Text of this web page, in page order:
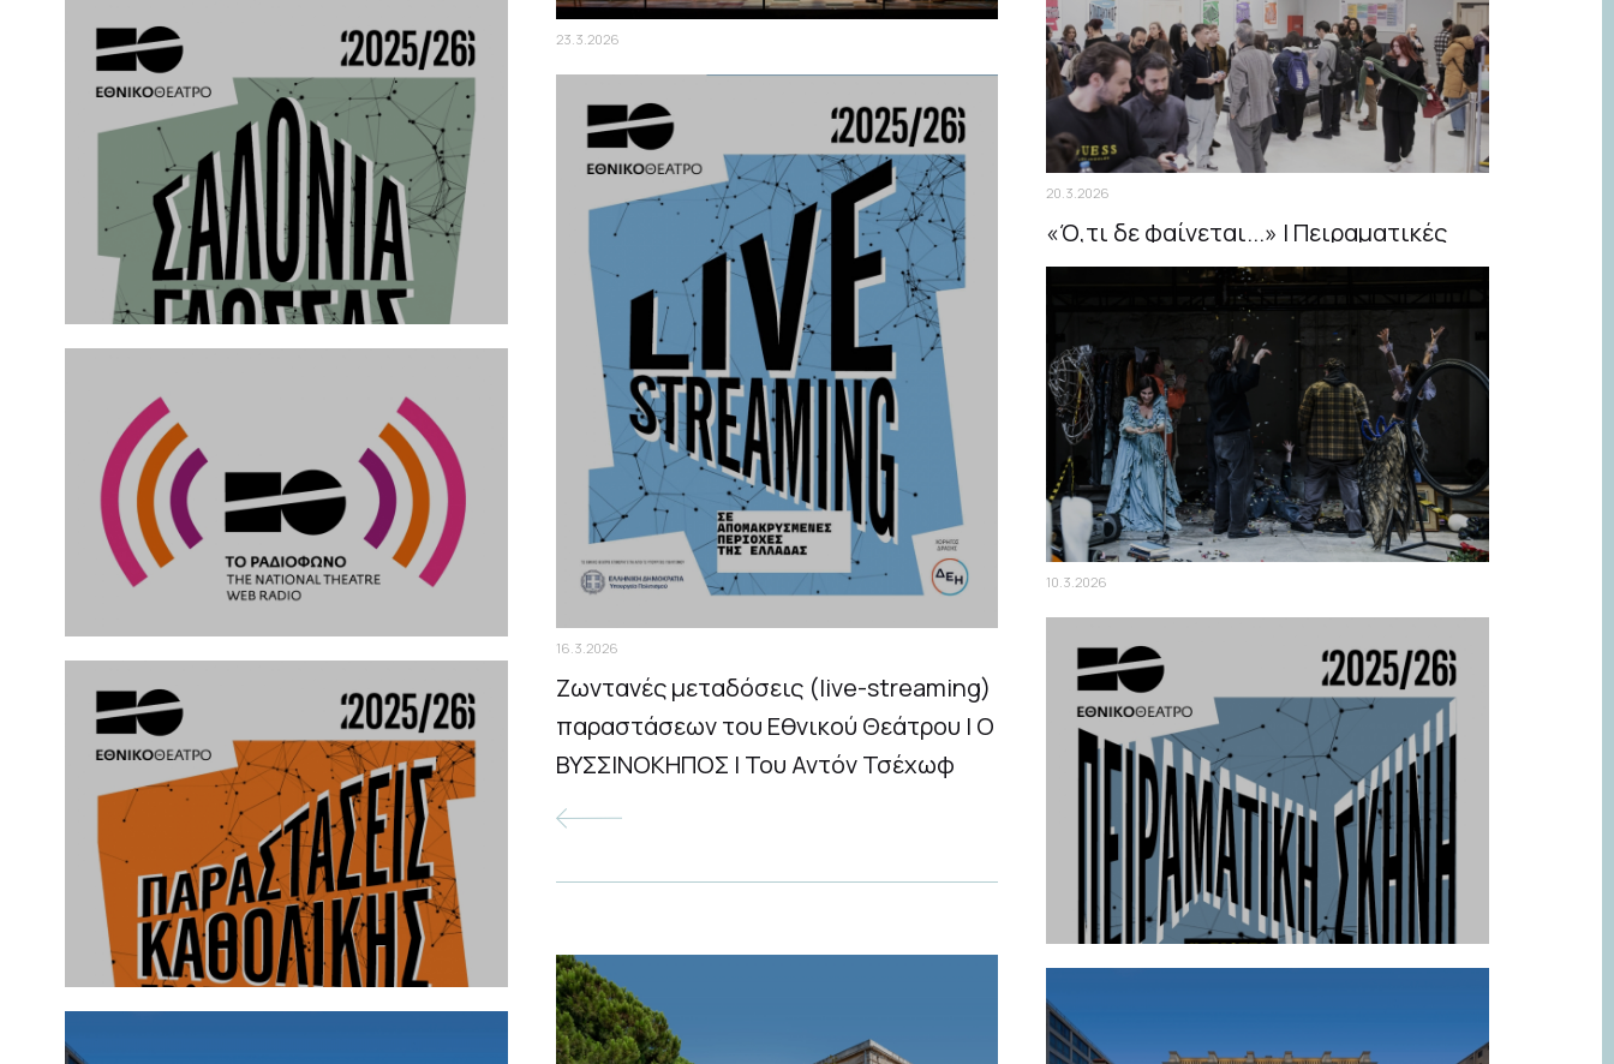
25.3.2026
Πειραματική Σκηνή – Θέατρο Δίπυλον |
Σκίτσο 6 | ΑΜΦΙ (Άπειρες Μικρές
23.3.2026
Ο ΒΥΣΣΙΝΟΚΗΠΟΣ του Αντόν Τσέχωφ |
Παράταση παραστάσεων έως τις 24
Μαΐου
20.3.2026
«Ό,τι δε φαίνεται...» | Πειραματικές
σκηνογραφικές προσεγγίσεις για το
Βυσσινόκηπο του Αντόν Τσέχωφ | Έως
τις 3 Μαΐου
18.3.2026
ΣΑΛΟΝΙΑ ΓΛΩΣΣΑΣ Γνωριμία με τη
θέατρο | Κυριακή 29 Μαρτίου
16.3.2026
Ζωντανές μεταδόσεις (live-streaming)
παραστάσεων του Εθνικού Θεάτρου | Ο
ΒΥΣΣΙΝΟΚΗΠΟΣ | Του Αντόν Τσέχωφ
10.3.2026
Σκίτσο 4 | Ούρλιαξα στους Θεούς του 0
και του 1 | Τετάρτη 18 & Πέμπτη 19
Μαρτίου
08.3.2026
Ραδιόφωνο | The National Theatre Web